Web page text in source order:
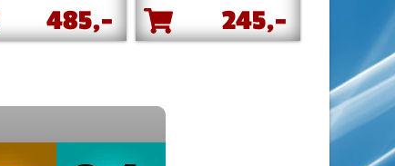
485,- 245,-